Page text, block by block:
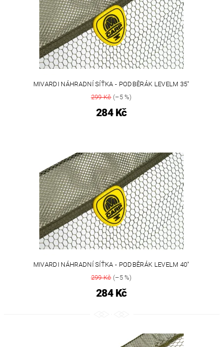
MIVARDI NÁHRADNÍ SÍŤKA - PODBĚRÁK LEVELM 35"
299 Kč(–5 %)
284 Kč
MIVARDI NÁHRADNÍ SÍŤKA - PODBĚRÁK LEVELM 40"
299 Kč(–5 %)
284 Kč